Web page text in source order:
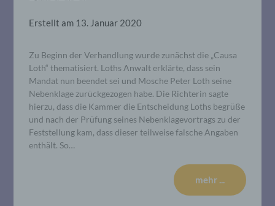
Erstellt am 13. Januar 2020
Zu Beginn der Verhandlung wurde zunächst die „Causa
Loth“ thematisiert. Loths Anwalt erklärte, dass sein
Mandat nun beendet sei und Mosche Peter Loth seine
Nebenklage zurückgezogen habe. Die Richterin sagte
hierzu, dass die Kammer die Entscheidung Loths begrüße
und nach der Prüfung seines Nebenklagevortrags zu der
Feststellung kam, dass dieser teilweise falsche Angaben
enthält. So…
mehr ...